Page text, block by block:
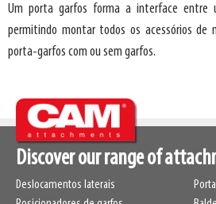
Um porta garfos forma a interface entre
permitindo montar todos os acessórios de
porta-garfos com ou sem garfos.
Discover our range of
Deslocamentos laterais